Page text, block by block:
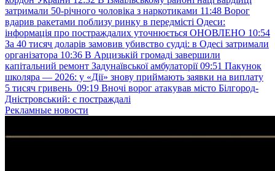
затримали 50-річного чоловіка з наркотиками 11:48 Ворог
вдарив ракетами поблизу ринку в передмісті Одеси:
інформація про постраждалих уточнюється ОНОВЛЕНО 10:54
За 40 тисяч доларів замовив убивство судді: в Одесі затримали
організатора 10:36 В Арцизькій громаді завершили
капітальний ремонт Задунаївської амбулаторії 09:51 Пакунок
школяра — 2026: у «Дії» знову приймають заявки на виплату
5 тисяч гривень 09:19 Вночі ворог атакував місто Білгород-
Дністровський: є постраждалі
Рекламные новости